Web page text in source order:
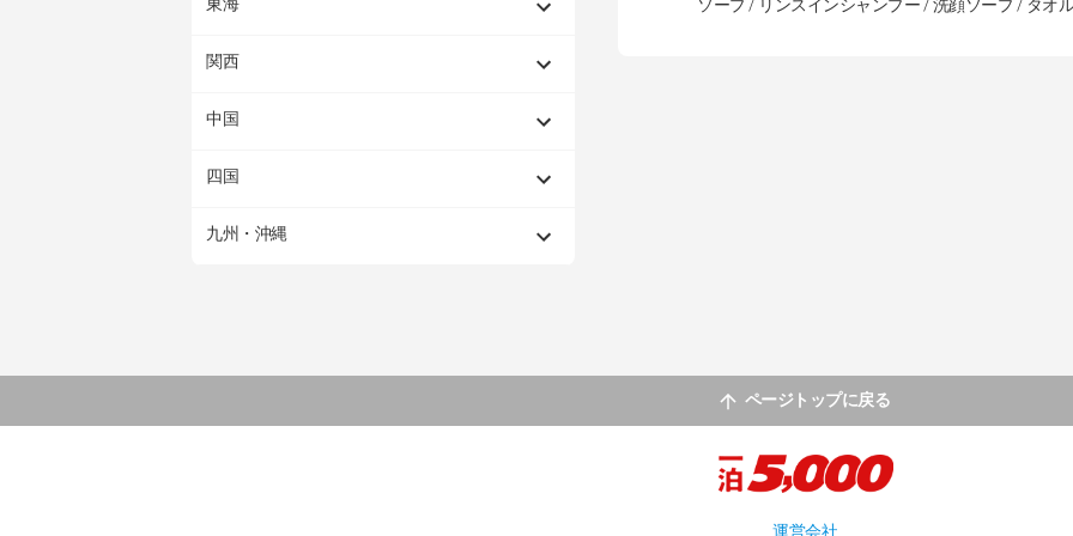
ソープ / リンスインシャンプー / 洗顔ソープ / タオ
関西
中国
四国
九州・沖縄
ページトップに戻る
運営会社